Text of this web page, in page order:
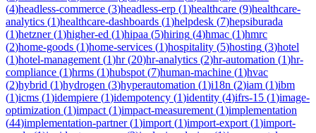
(4)headless-commerce (3)headless-erp (1)healthcare (9)healthcare-
analytics (1)healthcare-dashboards (1)helpdesk (7)hepsiburada
(1)hetzner(1)higher-ed (1)hipaa (5)hiring (4)hmac (1)hmrc
(2)home-goods (1)home-services (1)hospitality (5)hosting (3)hotel
(1)hotel-management (1)hr(20)hr-analytics (2)hr-automation (1)hr-
compliance (1)hrms (1)hubspot (7)human-machine (1)hvac
(2)hybrid (1)hydrogen (3)hyperautomation (1)i18n (2)iam (1)ibm
(1)icms (1)idempiere (1)idempotency (1)identity (4)ifrs-15 (1)image-
optimization (1)impact (1)impact-measurement (1)implementation
(44)implementation-partner(1)import (1)import-export (1)import-